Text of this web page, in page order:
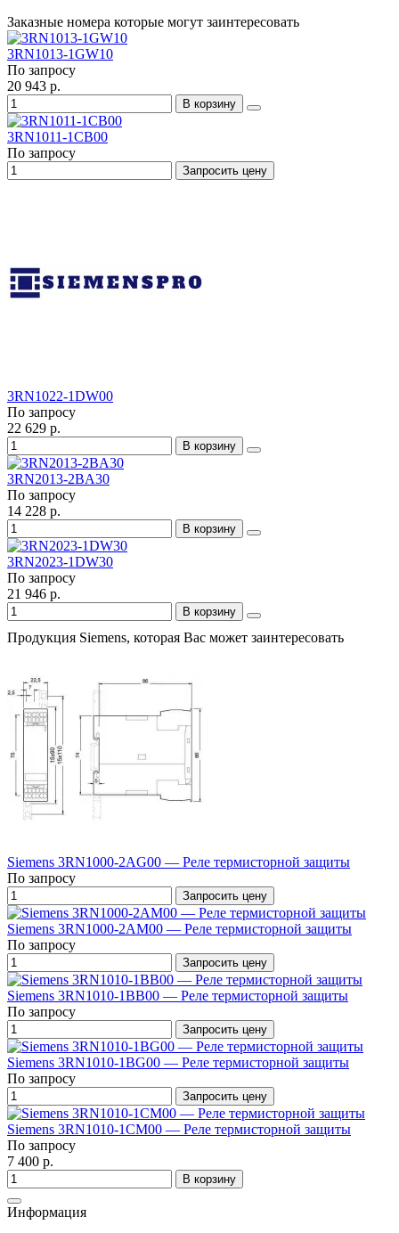
Заказные номера которые могут заинтересовать
3RN1013-1GW10
По запросу
20 943 р.
В корзину
3RN1011-1CB00
По запросу
Запросить цену
3RN1022-1DW00
По запросу
22 629 р.
В корзину
3RN2013-2BA30
По запросу
14 228 р.
В корзину
3RN2023-1DW30
По запросу
21 946 р.
В корзину
Продукция Siemens, которая Вас может заинтересовать
Siemens 3RN1000-2AG00 — Реле термисторной защиты
По запросу
Запросить цену
Siemens 3RN1000-2AM00 — Реле термисторной защиты
По запросу
Запросить цену
Siemens 3RN1010-1BB00 — Реле термисторной защиты
По запросу
Запросить цену
Siemens 3RN1010-1BG00 — Реле термисторной защиты
По запросу
Запросить цену
Siemens 3RN1010-1CM00 — Реле термисторной защиты
По запросу
7 400 р.
В корзину
Информация